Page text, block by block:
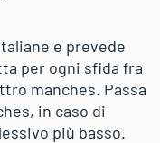
e prevede
per ogni sfida fra
manches. Passa
in caso di
più basso.